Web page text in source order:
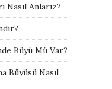
Nasıl Anlarız?
Büyü Mü Var?
Büyüsü Nasıl